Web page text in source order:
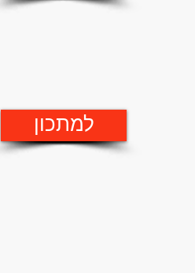
למתכון